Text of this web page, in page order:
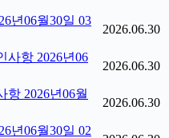
년06월30일 03
2026.06.30
사항 2026년06
2026.06.30
항 2026년06월
2026.06.30
년06월30일 02